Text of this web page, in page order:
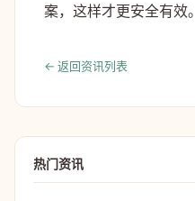
案，这样才更安全有效。
← 返回资讯列表
热门资讯